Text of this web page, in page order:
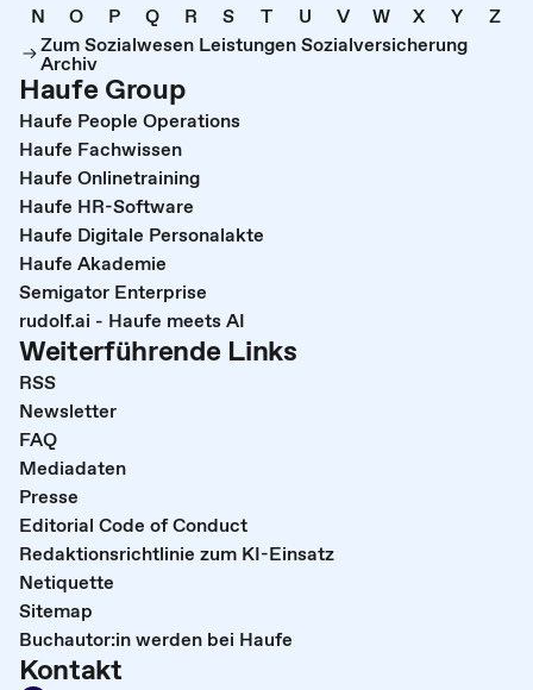
N
O P Q R S T U V W X Y
Z
Zum Sozialwesen Leistungen Sozialversicherung
Archiv
Haufe Group
Haufe People Operations
Haufe Fachwissen
Haufe Onlinetraining
Haufe HR-Software
Haufe Digitale Personalakte
Haufe Akademie
Semigator Enterprise
rudolf.ai - Haufe meets AI
Weiterführende Links
RSS
Newsletter
FAQ
Mediadaten
Presse
Editorial Code of Conduct
Redaktionsrichtlinie zum KI-Einsatz
Netiquette
Sitemap
Buchautor:in werden bei Haufe
Kontakt